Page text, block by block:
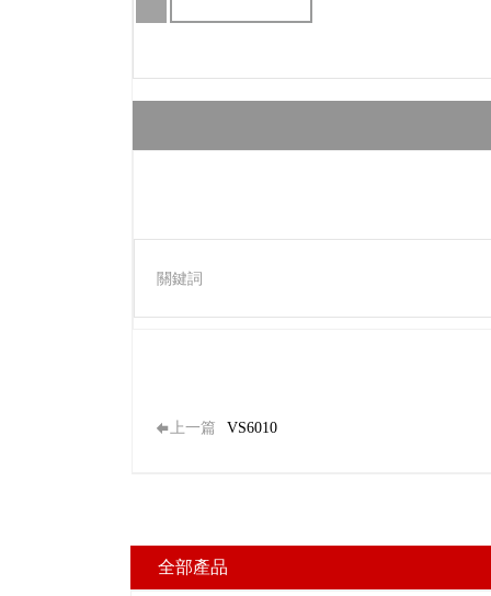
關鍵詞
上一篇 VS6010
全部產品